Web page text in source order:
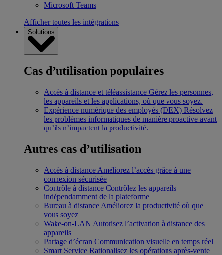
Microsoft Teams
Afficher toutes les intégrations
Solutions
Cas d’utilisation populaires
Accès à distance et téléassistance Gérez les personnes,
les appareils et les applications, où que vous soyez.
Expérience numérique des employés (DEX) Résolvez
les problèmes informatiques de manière proactive avant
qu’ils n’impactent la productivité.
Autres cas d’utilisation
Accès à distance Améliorez l’accès grâce à une
connexion sécurisée
Contrôle à distance Contrôlez les appareils
indépendamment de la plateforme
Bureau à distance Améliorez la productivité où que
vous soyez
Wake-on-LAN Autorisez l’activation à distance des
appareils
Partage d’écran Communication visuelle en temps réel
Smart Service Rationalisez les opérations après-vente